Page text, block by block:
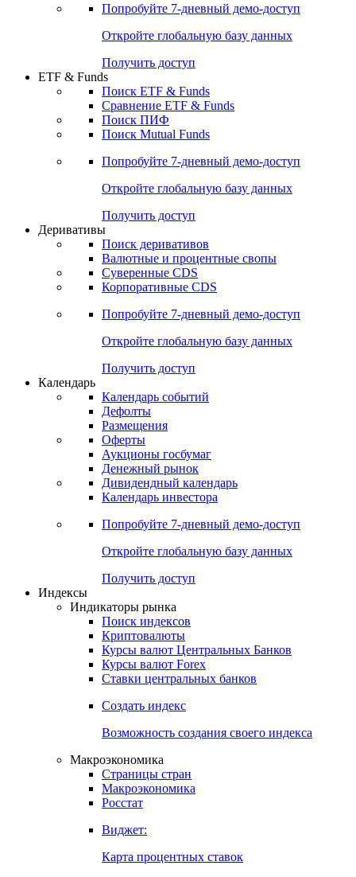
Попробуйте 7-дневный демо-доступ
Откройте глобальную базу данных
Получить доступ
ETF & Funds
Поиск ETF & Funds
Сравнение ETF & Funds
Поиск ПИФ
Поиск Mutual Funds
Попробуйте 7-дневный демо-доступ
Откройте глобальную базу данных
Получить доступ
Деривативы
Поиск деривативов
Валютные и процентные свопы
Суверенные CDS
Корпоративные CDS
Попробуйте 7-дневный демо-доступ
Откройте глобальную базу данных
Получить доступ
Календарь
Календарь событий
Дефолты
Размещения
Оферты
Аукционы госбумаг
Денежный рынок
Дивидендный календарь
Календарь инвестора
Попробуйте 7-дневный демо-доступ
Откройте глобальную базу данных
Получить доступ
Индексы
Индикаторы рынка
Поиск индексов
Криптовалюты
Курсы валют Центральных Банков
Курсы валют Forex
Ставки центральных банков
Создать индекс
Возможность создания своего индекса
Макроэкономика
Страницы стран
Макроэкономика
Росстат
Виджет:
Карта процентных ставок